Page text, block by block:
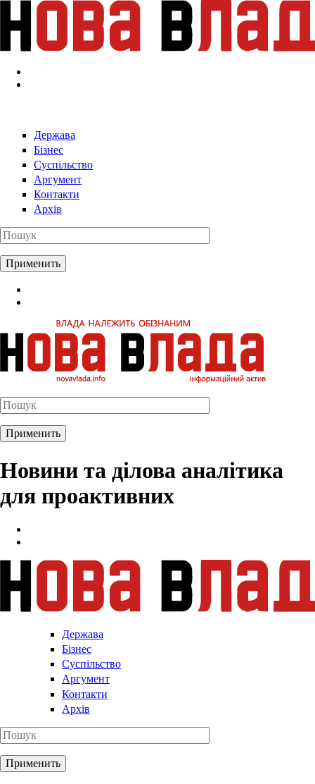
Перейти к основному содержанию
Держава
Бізнес
Суспільство
Аргумент
Контакти
Архів
Новини та ділова аналітика
для проактивних
Держава
Бізнес
Суспільство
Аргумент
Контакти
Архів